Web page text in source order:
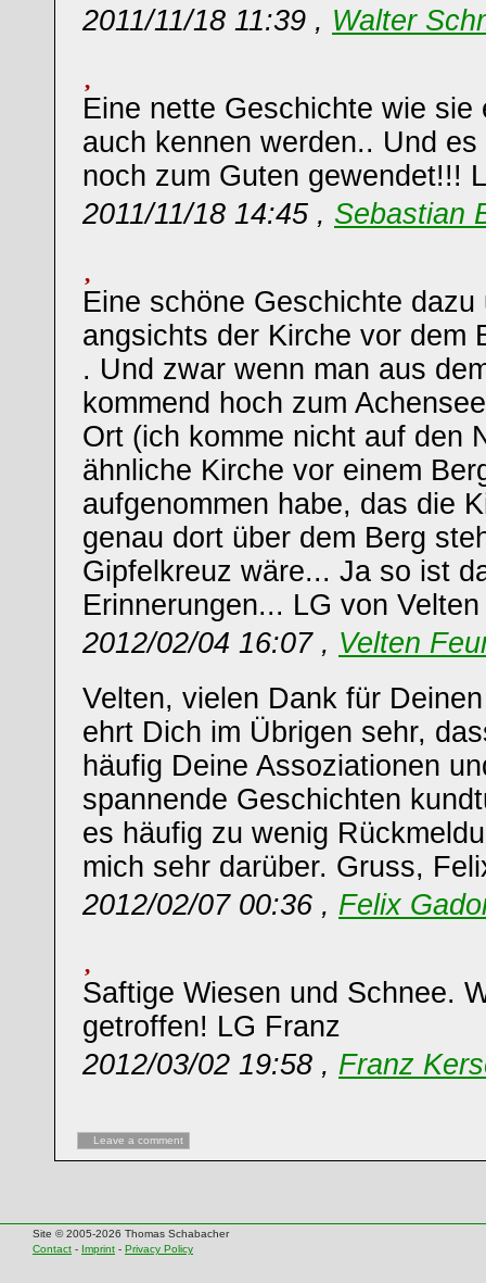
2011/11/18 11:39 , Walter
Eine nette Geschichte wie sie
auch kennen werden.. Und
noch zum Guten gewendet!!!
2011/11/18 14:45 , Sebastian
Eine schöne Geschichte dazu
angsichts der Kirche vor dem
. Und zwar wenn man aus
kommend hoch zum
Ort (ich komme nicht auf den
ähnliche Kirche vor einem
aufgenommen habe, das die
genau dort über dem Berg
Gipfelkreuz wäre... Ja so ist
Erinnerungen... LG von Velten
2012/02/04 16:07 , Velten
Velten, vielen Dank für
ehrt Dich im Übrigen sehr,
häufig Deine Assoziationen
spannende Geschichten
es häufig zu wenig
mich sehr darüber. Gruss,
2012/02/07 00:36 , Felix
Saftige Wiesen und Schnee.
getroffen! LG Franz
2012/03/02 19:58 , Franz
Leave a comment
Site © 2005-2026 Thomas Schabacher
Contact - Imprint - Privacy Policy